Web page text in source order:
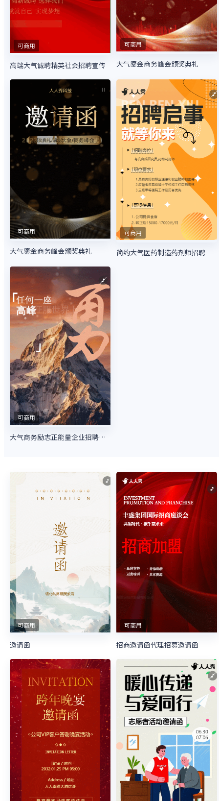
可商用
高端大气诚聘精英社会招聘宣传
可商用
大气鎏金商务峰会颁奖典礼
可商用
大气鎏金商务峰会颁奖典礼
可商用
简约大气医药制造药剂师招聘
可商用
大气商务励志正能量企业招聘秋季招聘人才招聘宣传
可商用
邀请函
可商用
招商邀请函代理招募邀请函